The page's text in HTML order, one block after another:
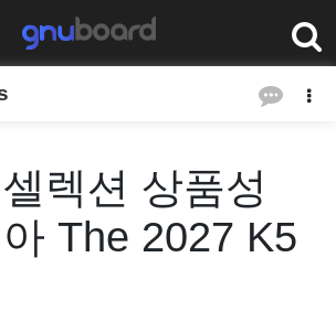
렉션 상품성
The 2027 K5